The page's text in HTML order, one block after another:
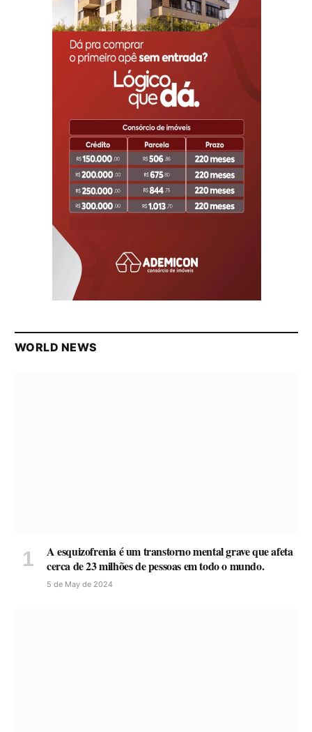
WORLD NEWS
A esquizofrenia é um transtorno mental grave que afeta
cerca de 23 milhões de pessoas em todo o mundo.
5 de May de 2024